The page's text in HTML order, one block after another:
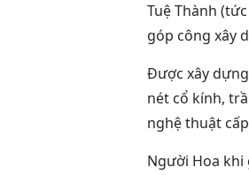
Tuệ Thành
góp công xây
Được xây
nét cổ kính,
nghệ thuật
Người Hoa